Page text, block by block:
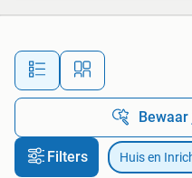
Alle
Filters Huis en